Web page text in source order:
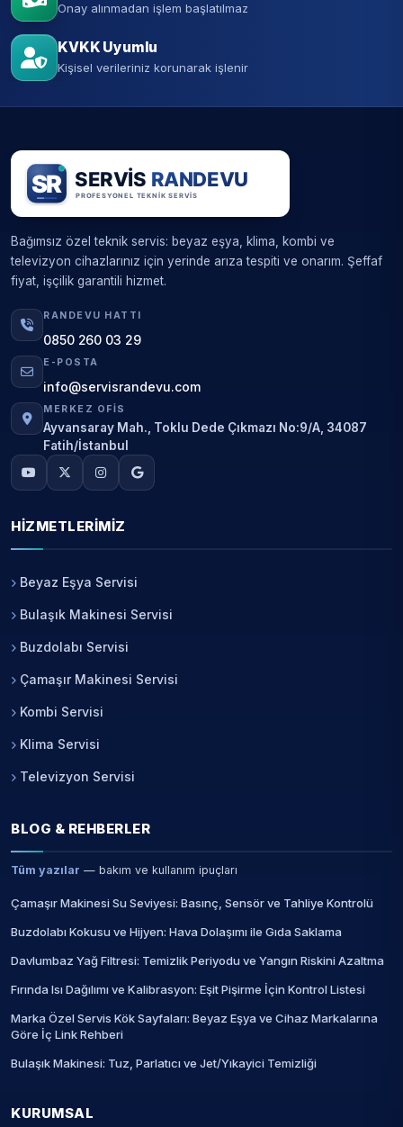
Onay alınmadan işlem başlatılmaz
KVKK Uyumlu
Kişisel verileriniz korunarak işlenir
Bağımsız özel teknik servis: beyaz eşya, klima, kombi ve
televizyon cihazlarınız için yerinde arıza tespiti ve onarım. Şeffaf
fiyat, işçilik garantili hizmet.
RANDEVU HATTI
0850 260 03 29
E-POSTA
info@servisrandevu.com
MERKEZ OFIS
Ayvansaray Mah., Toklu Dede Çıkmazı No:9/A, 34087
Fatih/İstanbul
HIZMETLERIMIZ
Beyaz Eşya Servisi
Bulaşık Makinesi Servisi
Buzdolabı Servisi
Çamaşır Makinesi Servisi
Kombi Servisi
Klima Servisi
Televizyon Servisi
BLOG & REHBERLER
Tüm yazılar — bakım ve kullanım ipuçları
Çamaşır Makinesi Su Seviyesi: Basınç, Sensör ve Tahliye Kontrolü
Buzdolabı Kokusu ve Hijyen: Hava Dolaşımı ile Gıda Saklama
Davlumbaz Yağ Filtresi: Temizlik Periyodu ve Yangın Riskini Azaltma
Fırında Isı Dağılımı ve Kalibrasyon: Eşit Pişirme İçin Kontrol Listesi
Marka Özel Servis Kök Sayfaları: Beyaz Eşya ve Cihaz Markalarına
Göre İç Link Rehberi
Bulaşık Makinesi: Tuz, Parlatıcı ve Jet/Yıkayici Temizliği
KURUMSAL